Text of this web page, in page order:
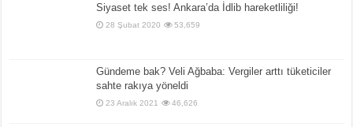
Siyaset tek ses! Ankara’da İdlib hareketliliği!
28 Şubat 2020 53,659
Gündeme bak? Veli Ağbaba: Vergiler arttı tüketiciler
sahte rakıya yöneldi
23 Aralık 2021 46,626